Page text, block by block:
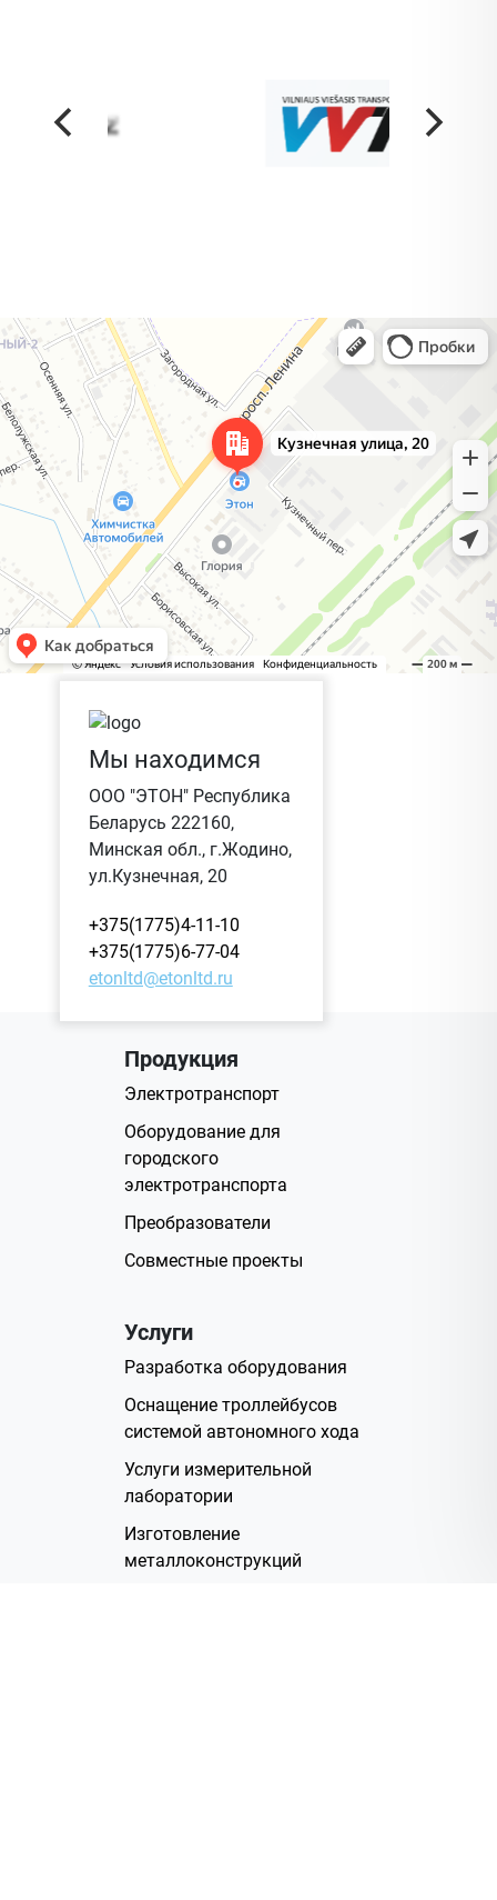
Жодино
Кузнечная улица, 20 — Яндекс Карты
Мы находимся
ООО "ЭТОН" Республика
Беларусь 222160,
Минская обл., г.Жодино,
ул.Кузнечная, 20
+375(1775)4-11-10
+375(1775)6-77-04
etonltd@etonltd.ru
Продукция
Электротранспорт
Оборудование для
городского
электротранспорта
Преобразователи
Совместные проекты
Услуги
Разработка оборудования
Оснащение троллейбусов
системой автономного хода
Услуги измерительной
лаборатории
Изготовление
металлоконструкций